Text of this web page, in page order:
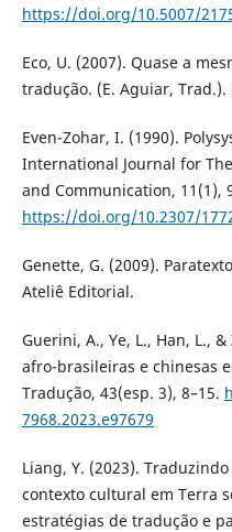
https://doi.org/10.5007/
Eco, U. (2007). Quase a
tradução. (E. Aguiar, Trad.).
Even-Zohar, I. (1990).
International Journal for
and Communication, 11(1),
https://doi.org/10.2307/
Genette, G. (2009).
Ateliê Editorial.
Guerini, A., Ye, L., Han, L.,
afro-brasileiras e chinesas
Tradução, 43(esp. 3), 8–15.
7968.2023.e97679
Liang, Y. (2023).
contexto cultural em Terra
estratégias de tradução e